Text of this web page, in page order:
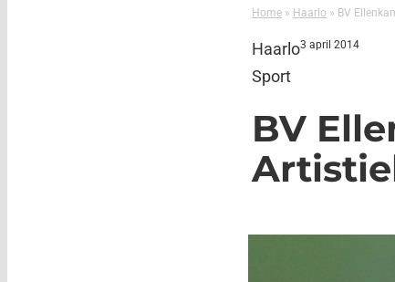
Home » Haarlo » BV
Haarlo
Sport
3 april 2014
BV